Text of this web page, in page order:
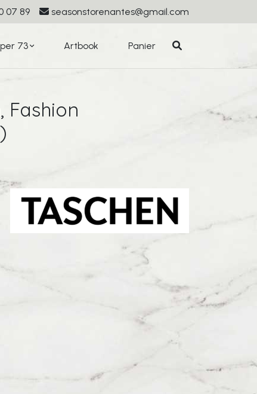
07 89 seasonstorenantes@gmail.com
73 Artbook Panier
Fashion